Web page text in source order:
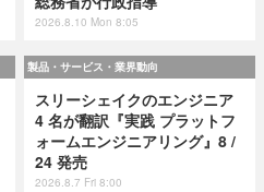
2026.8.10 Mon 8:05
製品・サービス・業界動向
スリーシェイクのエンジニア
4 名が翻訳『実践 プラットフ
ォームエンジニアリング』8 /
24 発売
2026.8.7 Fri 8:00